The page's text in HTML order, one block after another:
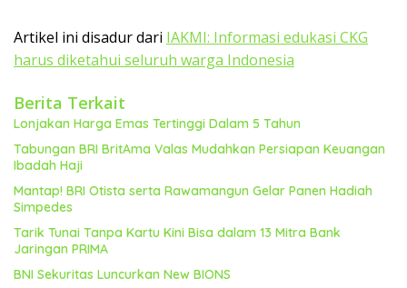
Artikel ini disadur dari IAKMI: Informasi edukasi CKG
harus diketahui seluruh warga Indonesia
Berita Terkait
Lonjakan Harga Emas Tertinggi Dalam 5 Tahun
Tabungan BRI BritAma Valas Mudahkan Persiapan Keuangan
Ibadah Haji
Mantap! BRI Otista serta Rawamangun Gelar Panen Hadiah
Simpedes
Tarik Tunai Tanpa Kartu Kini Bisa dalam 13 Mitra Bank
Jaringan PRIMA
BNI Sekuritas Luncurkan New BIONS